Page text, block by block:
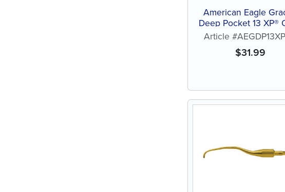
American Eagle
Deep Pocket 13 XP®
Tip™ sans
Article
$31.99